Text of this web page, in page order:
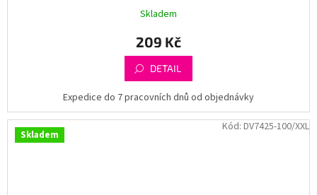
Skladem
209 Kč
DETAIL
Expedice do 7 pracovních dnů od objednávky
Skladem
Kód: DV7425-100/XXL